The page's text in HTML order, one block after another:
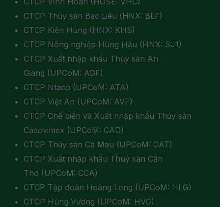
CTCP Thủy sản Bạc Liêu (HNX: BLF)
CTCP Kiên Hùng (HNX: KHS)
CTCP Nông nghiệp Hùng Hậu (HNX: SJ1)
CTCP Xuất nhập khẩu Thủy sản An
Giang (UPCoM: AGF)
CTCP Ntaco (UPCoM: ATA)
CTCP Việt An (UPCoM: AVF)
CTCP Chế biến và Xuất nhập khẩu Thủy sản
Cadovimex (UPCoM: CAD)
CTCP Thủy sản Cà Mau (UPCoM: CAT)
CTCP Xuất nhập khẩu Thuỷ sản Cần
Thơ (UPCoM: CCA)
CTCP Tập đoàn Hoàng Long (UPCoM: HLG)
CTCP Hùng Vương (UPCoM: HVG)